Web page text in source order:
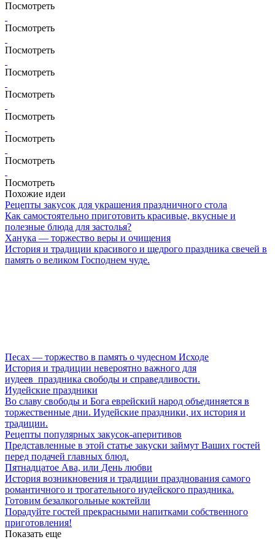
Посмотреть
Посмотреть
Посмотреть
Посмотреть
Посмотреть
Посмотреть
Посмотреть
Посмотреть
Посмотреть
Похожие идеи
Рецепты закусок для украшения праздничного стола
Как самостоятельно приготовить красивые, вкусные и
полезные блюда для застолья?
Ханука — торжество веры и очищения
История и традиции красивого и щедрого праздника свечей в
память о великом Господнем чуде.
Песах — торжество в память о чудесном Исходе
История и традиции невероятно важного для
иудеев праздника свободы и справедливости.
Иудейские праздники
Во славу свободы и Бога еврейский народ объединяется в
торжественные дни. Иудейские праздники, их история и
традиции.
Рецепты популярных закусок-аперитивов
Представленные в этой статье закуски займут Ваших гостей
перед подачей главных блюд.
Пятнадцатое Ава, или День любви
История возникновения и традиции празднования самого
романтичного и трогательного иудейского праздника.
Готовим безалкогольные коктейли
Порадуйте гостей прекрасными напитками собственного
приготовления!
Показать еще